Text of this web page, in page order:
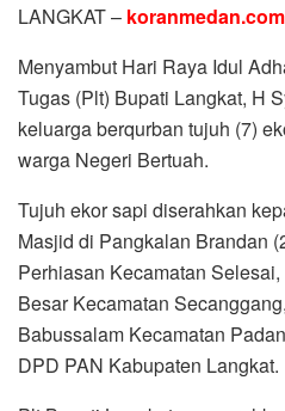
LANGKAT – koranmedan.com
Menyambut Hari Raya Idul
Tugas (Plt) Bupati Langkat, H
keluarga berqurban tujuh (7)
warga Negeri Bertuah.
Tujuh ekor sapi diserahkan
Masjid di Pangkalan Brandan
Perhiasan Kecamatan
Besar Kecamatan
Babussalam Kecamatan
DPD PAN Kabupaten Langkat.